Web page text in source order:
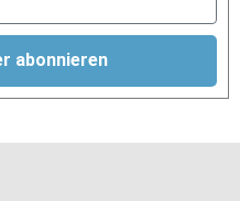
abonnieren